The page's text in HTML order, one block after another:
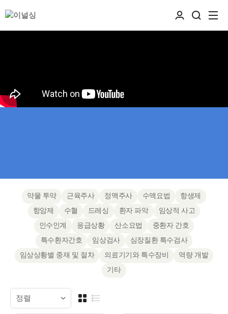
약물 투약 근육주사 정맥주사 수액요법
항생제
항암제
수혈 드레싱 환자 파악
임상적 사고
인수인계
응급상황 산소요법
중환자 간호
특수환자간호
임상검사
심장질환 특수검사
임상상황별 중재 및 절차
의료기기와 특수장비
역량 개발
기타